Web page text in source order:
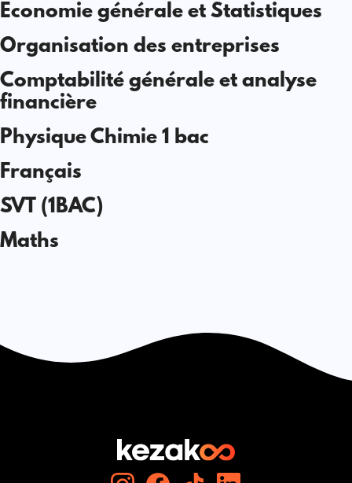
Economie générale et Statistiques
Organisation des entreprises
Comptabilité générale et analyse
financière
Physique Chimie 1 bac
Français
SVT (1BAC)
Maths